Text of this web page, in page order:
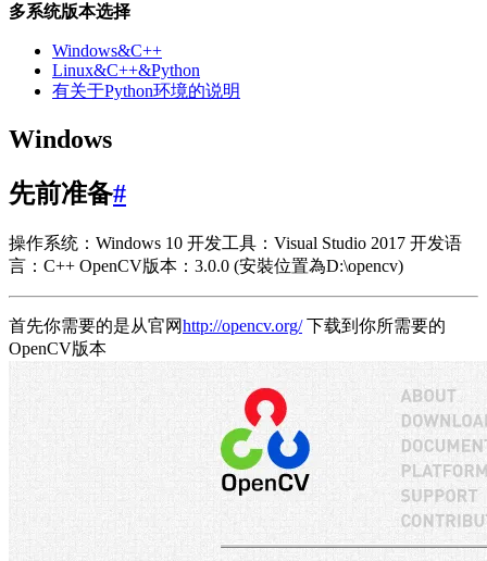
多系统版本选择
Windows&C++
Linux&C++&Python
有关于Python环境的说明
Windows
先前准备#
操作系统：Windows 10 开发工具：Visual Studio 2017 开发语
言：C++ OpenCV版本：3.0.0 (安裝位置為D:\opencv)
首先你需要的是从官网http://opencv.org/下载到你所需要的
OpenCV版本